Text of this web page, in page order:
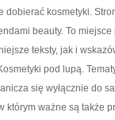
dobierać kosmetyki.
beauty. To
teksty, jak i
pod lupą.
się wyłącznie do
ważne są także